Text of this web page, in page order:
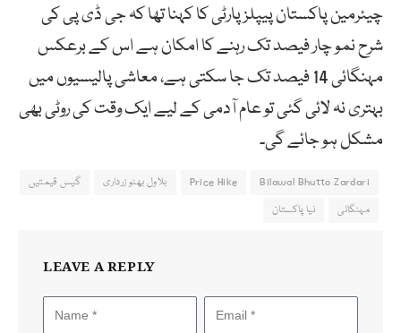
چیئرمین پاکستان پیپلزپارٹی کا کہنا تھا کہ جی ڈی پی کی
شرح نمو چار فیصد تک رہنے کا امکان ہے اس کے برعکس
مہنگائی 14 فیصد تک جا سکتی ہے، معاشی پالیسیوں میں
بہتری نہ لائی گئی تو عام آدمی کے لیے ایک وقت کی روٹی بھی
مشکل ہو جائے گی۔
Bilawal Bhutto Zardari
Price Hike بلاول بھٹو زرداری
گیس قیمتیں
مہنگائی
نیا پاکستان
LEAVE A REPLY